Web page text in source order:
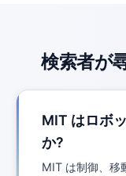
検索者が
MIT はロボ
か?
MIT は制御、移